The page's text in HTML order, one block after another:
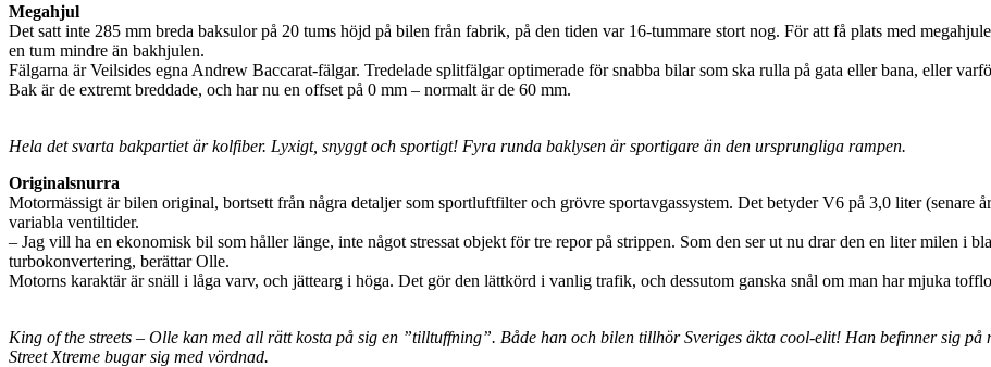
Megahjul
Det satt inte 285 mm breda baksulor på 20 tums höjd på bilen från fabrik, på den tiden var 16-tummare stort nog. För att få plats med
en tum mindre än bakhjulen.
Fälgarna är Veilsides egna Andrew Baccarat-fälgar. Tredelade splitfälgar optimerade för snabba bilar som ska rulla på gata eller bana, eller
Bak är de extremt breddade, och har nu en offset på 0 mm – normalt är de 60 mm.
Hela det svarta bakpartiet är kolfiber. Lyxigt, snyggt och sportigt! Fyra runda baklysen är sportigare än den ursprungliga rampen.
Originalsnurra
Motormässigt är bilen original, bortsett från några detaljer som sportluftfilter och grövre sportavgassystem. Det betyder V6 på 3,0 liter (senare
variabla ventiltider.
– Jag vill ha en ekonomisk bil som håller länge, inte något stressat objekt för tre repor på strippen. Som den ser ut nu drar den en liter milen i
turbokonvertering, berättar Olle.
Motorns karaktär är snäll i låga varv, och jättearg i höga. Det gör den lättkörd i vanlig trafik, och dessutom ganska snål om man har mjuka
King of the streets – Olle kan med all rätt kosta på sig en ”tilltuffning”. Både han och bilen tillhör Sveriges äkta cool-elit! Han befinner sig
Street Xtreme bugar sig med vördnad.